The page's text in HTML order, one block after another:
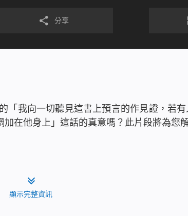
分享
「我向一切聽見這書上預言的作見證，若
在他身上」這話的真意嗎？此片段將為您
顯示完整資訊